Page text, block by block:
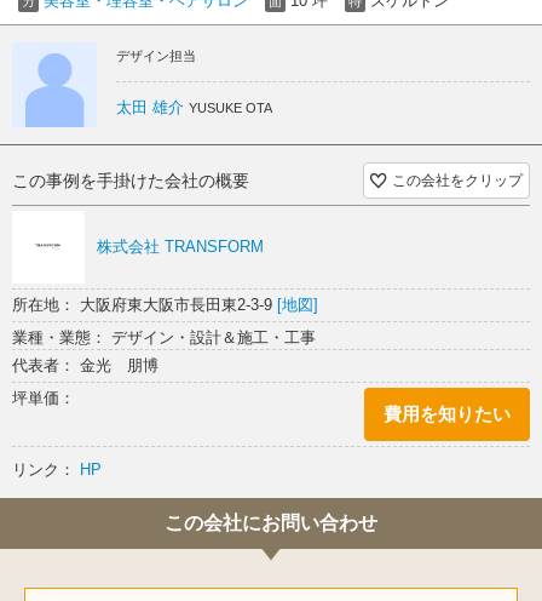
デザイン担当
太田 雄介 YUSUKE OTA
この事例を手掛けた会社の概要 この会社をクリップ
株式会社 TRANSFORM
所在地： 大阪府東大阪市長田東2-3-9 [地図]
業種・業態： デザイン・設計＆施工・工事
代表者： 金光 朋博
坪単価：
費用を知りたい
リンク： HP
この会社にお問い合わせ